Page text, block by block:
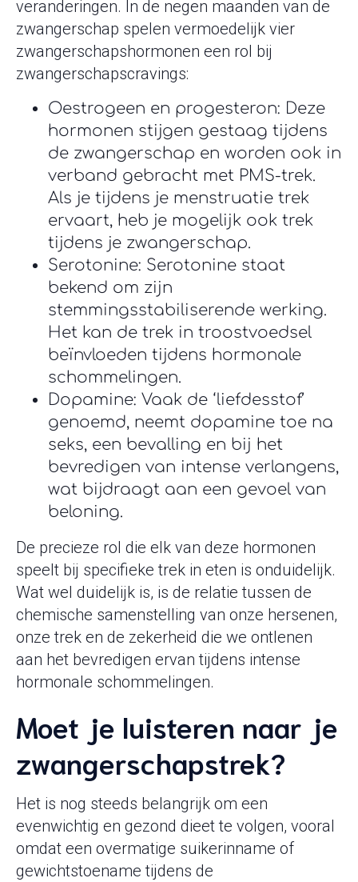
veranderingen. In de negen maanden van de
zwangerschap spelen vermoedelijk vier
zwangerschapshormonen een rol bij
zwangerschapscravings:
Oestrogeen en progesteron: Deze
hormonen stijgen gestaag tijdens
de zwangerschap en worden ook in
verband gebracht met PMS-trek.
Als je tijdens je menstruatie trek
ervaart, heb je mogelijk ook trek
tijdens je zwangerschap.
Serotonine: Serotonine staat
bekend om zijn
stemmingsstabiliserende werking.
Het kan de trek in troostvoedsel
beïnvloeden tijdens hormonale
schommelingen.
Dopamine: Vaak de ‘liefdesstof’
genoemd, neemt dopamine toe na
seks, een bevalling en bij het
bevredigen van intense verlangens,
wat bijdraagt ​​aan een gevoel van
beloning.
De precieze rol die elk van deze hormonen
speelt bij specifieke trek in eten is onduidelijk.
Wat wel duidelijk is, is de relatie tussen de
chemische samenstelling van onze hersenen,
onze trek en de zekerheid die we ontlenen
aan het bevredigen ervan tijdens intense
hormonale schommelingen.
Moet je luisteren naar je
zwangerschapstrek?
Het is nog steeds belangrijk om een ​​
evenwichtig en gezond dieet te volgen, vooral
omdat een overmatige suikerinname of
gewichtstoename tijdens de